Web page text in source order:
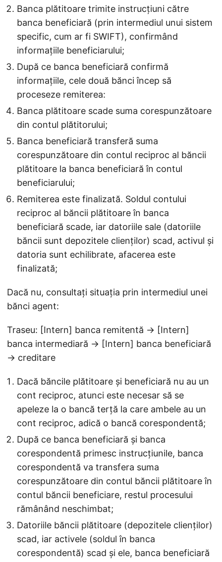
Banca plătitoare trimite instrucțiuni către
banca beneficiară (prin intermediul unui sistem
specific, cum ar fi SWIFT), confirmând
informațiile beneficiarului;
După ce banca beneficiară confirmă
informațiile, cele două bănci încep să
proceseze remiterea:
Banca plătitoare scade suma corespunzătoare
din contul plătitorului;
Banca beneficiară transferă suma
corespunzătoare din contul reciproc al băncii
plătitoare la banca beneficiară în contul
beneficiarului;
Remiterea este finalizată. Soldul contului
reciproc al băncii plătitoare în banca
beneficiară scade, iar datoriile sale (datoriile
băncii sunt depozitele clienților) scad, activul și
datoria sunt echilibrate, afacerea este
finalizată;
Dacă nu, consultați situația prin intermediul unei
bănci agent:
Traseu: [Intern] banca remitentă → [Intern]
banca intermediară → [Intern] banca beneficiară
→ creditare
Dacă băncile plătitoare și beneficiară nu au un
cont reciproc, atunci este necesar să se
apeleze la o bancă terță la care ambele au un
cont reciproc, adică o bancă corespondentă;
După ce banca beneficiară și banca
corespondentă primesc instrucțiunile, banca
corespondentă va transfera suma
corespunzătoare din contul băncii plătitoare în
contul băncii beneficiare, restul procesului
rămânând neschimbat;
Datoriile băncii plătitoare (depozitele clienților)
scad, iar activele (soldul în banca
corespondentă) scad și ele, banca beneficiară